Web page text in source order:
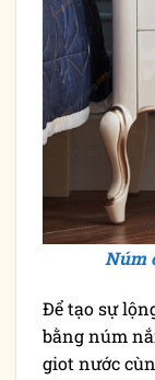
Núm
Để tạo sự
bằng núm
giot nước